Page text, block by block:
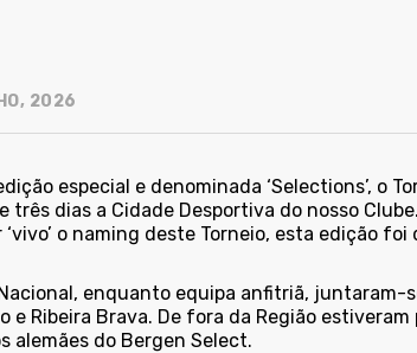
2026
especial e denominada ‘Selections’, o
três dias a Cidade Desportiva do nosso
o naming deste Torneio, esta edição
enquanto equipa anfitriã, juntaram-
e Ribeira Brava. De fora da Região
alemães do Bergen Select.